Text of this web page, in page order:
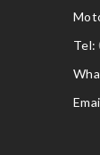
Tel: